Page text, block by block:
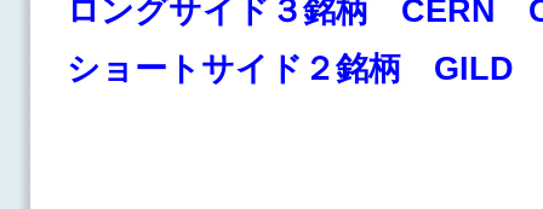
ロングサイド３銘柄 CERN
ショートサイド２銘柄